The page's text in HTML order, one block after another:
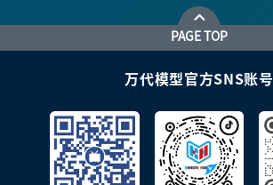
PAGE TOP
万代模型官方SNS账号